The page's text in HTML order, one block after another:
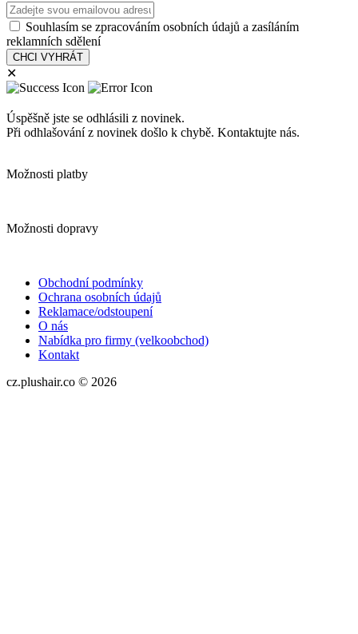
Souhlasím se zpracováním osobních údajů a zasíláním
reklamních sdělení
✕
Úspěšně jste se odhlásili z novinek.
Při odhlašování z novinek došlo k chybě. Kontaktujte nás.
Možnosti platby
Možnosti dopravy
Obchodní podmínky
Ochrana osobních údajů
Reklamace/odstoupení
O nás
Nabídka pro firmy (velkoobchod)
Kontakt
cz.plushair.co © 2026